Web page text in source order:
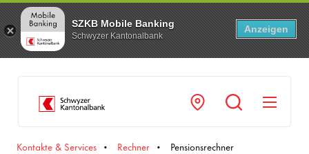
SZKB Mobile Banking
Schwyzer Kantonalbank
Anzeigen
Kontakte & Services Rechner Pensionsrechner